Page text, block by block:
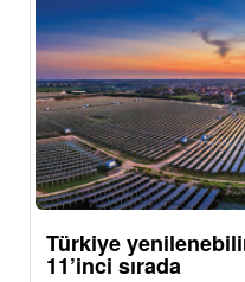
Türkiye
11’inci sırada